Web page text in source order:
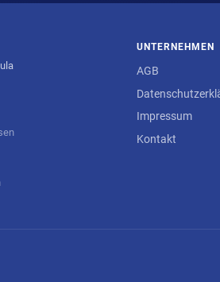
UNTERNEHMEN
AGB
Impressum
Kontakt